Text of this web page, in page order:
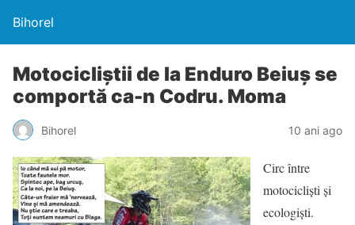
Bihorel
Motocicliştii de la Enduro Beiuş se
comportă ca-n Codru. Moma
Bihorel 10 ani ago
Circ între
motociclişti şi
ecologişti.